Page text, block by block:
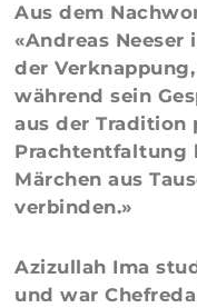
Aus dem
«Andreas Neeser
der
während sein
aus der Tradition
Prachtentfaltung
Märchen aus
verbinden.»
Azizullah Ima
und war